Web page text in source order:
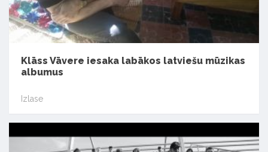
Klāss Vāvere iesaka labākos latviešu mūzikas
albumus
Izlase